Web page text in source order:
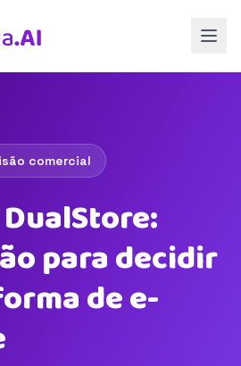
comercial
para decidir
de e-